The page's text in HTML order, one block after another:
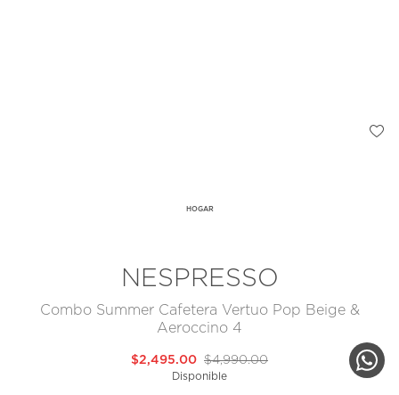
HOGAR
NESPRESSO
Combo Summer Cafetera Vertuo Pop Beige &
Aeroccino 4
$4,990.00
$2,495.00
Disponible